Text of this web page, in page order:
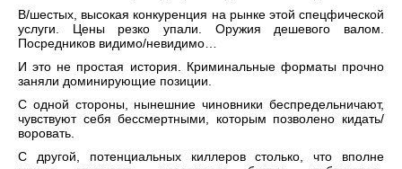
В/шестых, высокая конкуренция на рынке этой спецфической
услуги. Цены резко упали. Оружия дешевого валом.
Посредников видимо/невидимо…
И это не простая история. Криминальные форматы прочно
заняли доминирующие позиции.
С одной стороны, нынешние чиновники беспредельничают,
чувствуют себя бессмертными, которым позволено кидать/
воровать.
С другой, потенциальных киллеров столько, что вполне